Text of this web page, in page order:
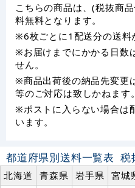
こちらの商品は、(税抜商
料無料となります。
※6枚ごとに1配送分の送料
※お届けまでにかかる日数
せん。
※商品出荷後の納品先変更
等のご対応は致しかねます
※ポストに入らない場合は
います。
都道府県別送料一覧表 税
北海道
青森県 岩手県 宮城